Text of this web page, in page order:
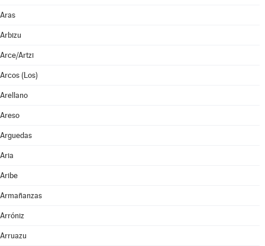
Aras
Arbizu
Arce/Artzi
Arcos (Los)
Arellano
Areso
Arguedas
Aria
Aribe
Armañanzas
Arróniz
Arruazu